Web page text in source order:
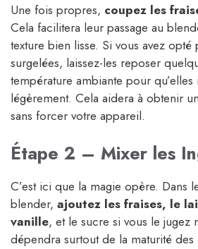
Une fois propres, coupez les
Cela facilitera leur passage au
texture bien lisse. Si vous avez opté
surgelées, laissez-les reposer
température ambiante pour qu’elles
légèrement. Cela aidera à obtenir
sans forcer votre appareil.
Étape 2 – Mixer les
C’est ici que la magie opère. Dans
blender, ajoutez les fraises, le
vanille, et le sucre si vous le jugez
dépendra surtout de la maturité des